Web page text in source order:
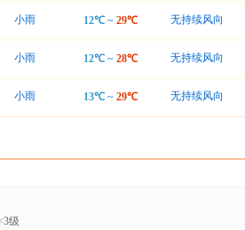
小雨 12℃ ~ 29℃ 无持续风向
小雨 12℃ ~ 28℃ 无持续风向
小雨 13℃ ~ 29℃ 无持续风向
级